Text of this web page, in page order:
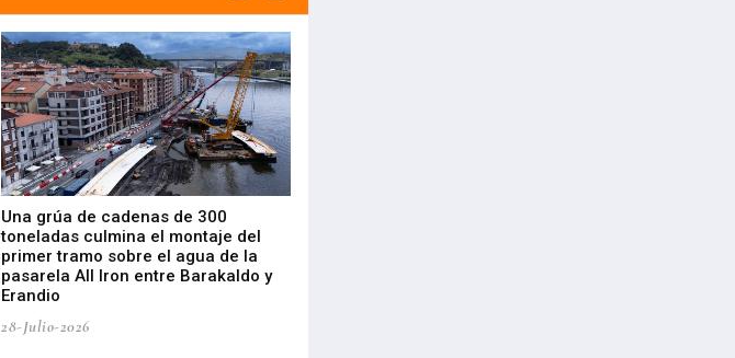
Una grúa de cadenas de 300
toneladas culmina el montaje del
primer tramo sobre el agua de la
pasarela All Iron entre Barakaldo y
Erandio
28-Julio-2026